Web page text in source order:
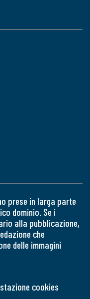
prese in larga parte
dominio. Se i
alla pubblicazione,
che
delle immagini
cookies